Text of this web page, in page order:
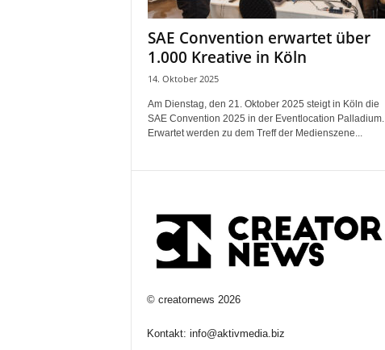
SAE Convention erwartet über
1.000 Kreative in Köln
14. Oktober 2025
Am Dienstag, den 21. Oktober 2025 steigt in Köln die
SAE Convention 2025 in der Eventlocation Palladium.
Erwartet werden zu dem Treff der Medienszene...
© creatornews 2026
Kontakt: info@aktivmedia.biz